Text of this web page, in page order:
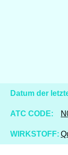
Datum der
ATC CODE:
WIRKSTOFF: